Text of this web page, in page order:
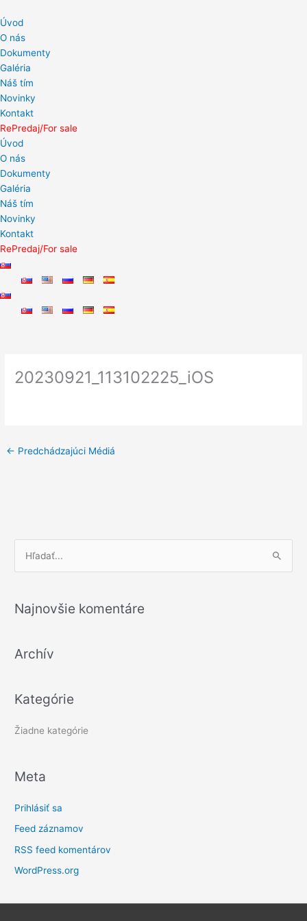
na
obsah
Úvod
O nás
Dokumenty
Galéria
Náš tím
Novinky
Kontakt
RePredaj/For sale
Úvod
O nás
Dokumenty
Galéria
Náš tím
Novinky
Kontakt
RePredaj/For sale
20230921_113102225_iOS
← Predchádzajúci Médiá
ľ
d
:
Najnovšie komentáre
Archív
Kategórie
Žiadne kategórie
Meta
Prihlásiť sa
Feed záznamov
RSS feed komentárov
WordPress.org